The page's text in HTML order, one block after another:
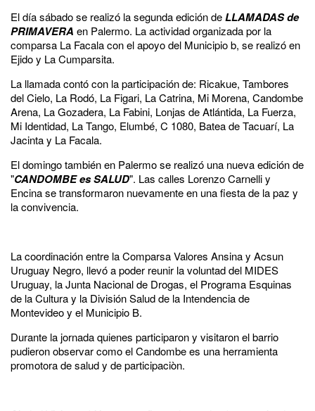
El día sábado se realizó la segunda edición deLLAMADAS de
PRIMAVERA en Palermo. La actividad organizada por la
comparsa La Facala con el apoyo del Municipio b, se realizó en
Ejido y La Cumparsita.
La llamada contó con la participación de: Ricakue, Tambores
del Cielo, La Rodó, La Figari, La Catrina, Mi Morena, Candombe
Arena, La Gozadera, La Fabini, Lonjas de Atlántida, La Fuerza,
Mi Identidad, La Tango, Elumbé, C 1080, Batea de Tacuarí, La
Jacinta y La Facala.
El domingo también en Palermo se realizó una nueva edición de
"CANDOMBE es SALUD". Las calles Lorenzo Carnelli y
Encina se transformaron nuevamente en una fiesta de la paz y
la convivencia.
La coordinación entre la Comparsa Valores Ansina​ y Acsun
Uruguay Negro​, llevó a poder reunir la voluntad del MIDES
Uruguay​, la Junta Nacional de Drogas, el Programa Esquinas
de la Cultura​ y la División Salud de la Intendencia de
Montevideo​ y el Municipio B.
Durante la jornada quienes participaron y visitaron el barrio
pudieron observar como el Candombe es una herramienta
promotora de salud y de participaciòn.